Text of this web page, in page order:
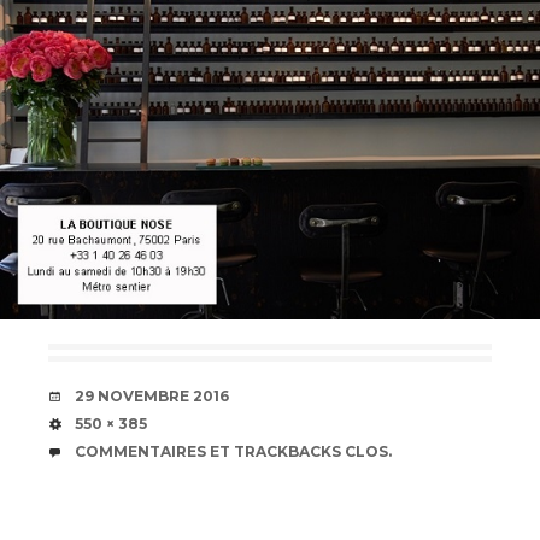
DATE
29 NOVEMBRE 2016
TAILLE
550 × 385
COMMENTAIRES ET TRACKBACKS CLOS.